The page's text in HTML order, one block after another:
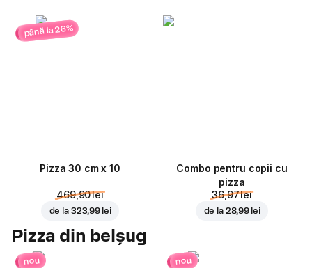
până la 26%
Pizza 30 cm x 10
469,90 lei
de la 323,99 lei
Combo pentru copii cu
pizza
36,97 lei
de la 28,99 lei
Pizza din belșug
nou nou